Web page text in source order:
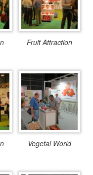
Fruit Attraction
Vegetal World